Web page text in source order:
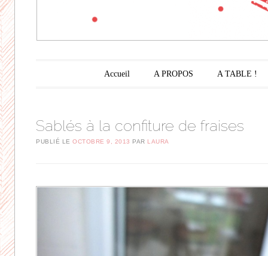
Menu principal
Aller au contenu principal
Accueil A PROPOS A TABLE !
Sablés à la confiture de fraises
PUBLIÉ LEOCTOBRE 9, 2013 PAR LAURA